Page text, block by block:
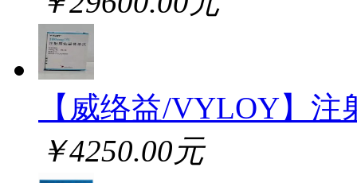
【威络益/VYLOY】注
￥4250.00元